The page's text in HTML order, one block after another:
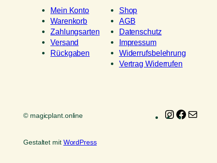
Mein Konto
Warenkorb
Zahlungsarten
Versand
Rückgaben
Shop
AGB
Datenschutz
Impressum
Widerrufsbelehrung
Vertrag Widerrufen
© magicplant.online Instagram
Gestaltet mit WordPress